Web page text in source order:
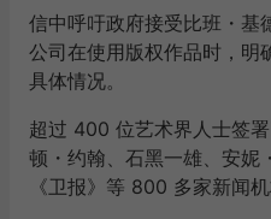
信中呼吁政府接受比班・基
公司在使用版权作品时，明
具体情况。
超过 400 位艺术界人士签
顿・约翰、石黑一雄、安妮
《卫报》等 800 多家新闻